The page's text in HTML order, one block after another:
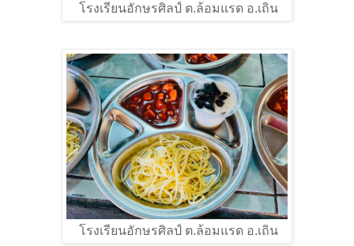
โรงเรียนอักษรศิลป์ ต.ล้อมแรด อ.เถิน
โรงเรียนอักษรศิลป์ ต.ล้อมแรด อ.เถิน